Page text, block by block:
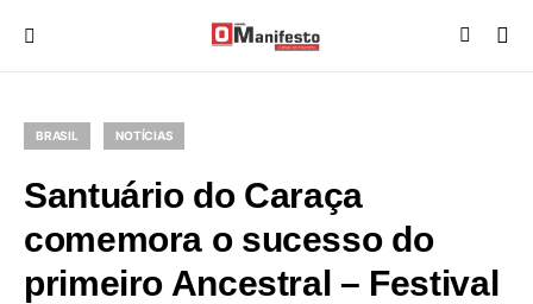
BRASIL NOTÍCIAS
Santuário do Caraça
comemora o sucesso do
primeiro Ancestral – Festival